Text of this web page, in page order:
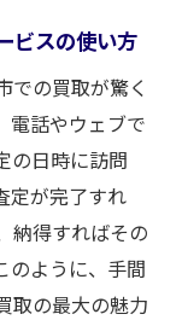
ビスの使い方
での買取が驚く
電話やウェブで
の日時に訪問
定が完了すれ
納得すればその
のように、手間
取の最大の魅力